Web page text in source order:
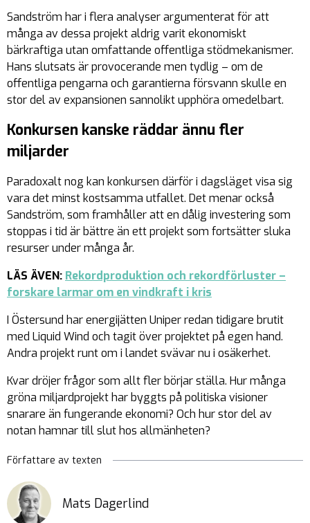
Sandström har i flera analyser argumenterat för att
många av dessa projekt aldrig varit ekonomiskt
bärkraftiga utan omfattande offentliga stödmekanismer.
Hans slutsats är provocerande men tydlig – om de
offentliga pengarna och garantierna försvann skulle en
stor del av expansionen sannolikt upphöra omedelbart.
Konkursen kanske räddar ännu fler
miljarder
Paradoxalt nog kan konkursen därför i dagsläget visa sig
vara det minst kostsamma utfallet. Det menar också
Sandström, som framhåller att en dålig investering som
stoppas i tid är bättre än ett projekt som fortsätter sluka
resurser under många år.
LÄS ÄVEN: Rekordproduktion och rekordförluster –
forskare larmar om en vindkraft i kris
I Östersund har energijätten Uniper redan tidigare brutit
med Liquid Wind och tagit över projektet på egen hand.
Andra projekt runt om i landet svävar nu i osäkerhet.
Kvar dröjer frågor som allt fler börjar ställa. Hur många
gröna miljardprojekt har byggts på politiska visioner
snarare än fungerande ekonomi? Och hur stor del av
notan hamnar till slut hos allmänheten?
Författare av texten
Mats Dagerlind